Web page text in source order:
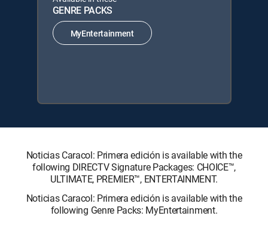
GENRE PACKS
MyEntertainment
Noticias Caracol: Primera edición is available with the
following DIRECTV Signature Packages: CHOICE™,
ULTIMATE, PREMIER™, ENTERTAINMENT.
Noticias Caracol: Primera edición is available with the
following Genre Packs: MyEntertainment.